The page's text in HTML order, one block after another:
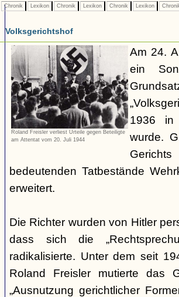
Chronik Lexikon Chronik Lexikon Chronik Lexikon
Volksgerichtshof
Roland Freisler verliest Urteile gegen Beteiligte
am Attentat vom 20. Juli 1944
Am 24.
ein
1936 in
wurde.
bedeutenden Tatbestände
erweitert.
Die Richter wurden von Hitler
dass sich die
radikalisierte. Unter dem seit
Roland Freisler mutierte das
„Ausnutzung gerichtlicher